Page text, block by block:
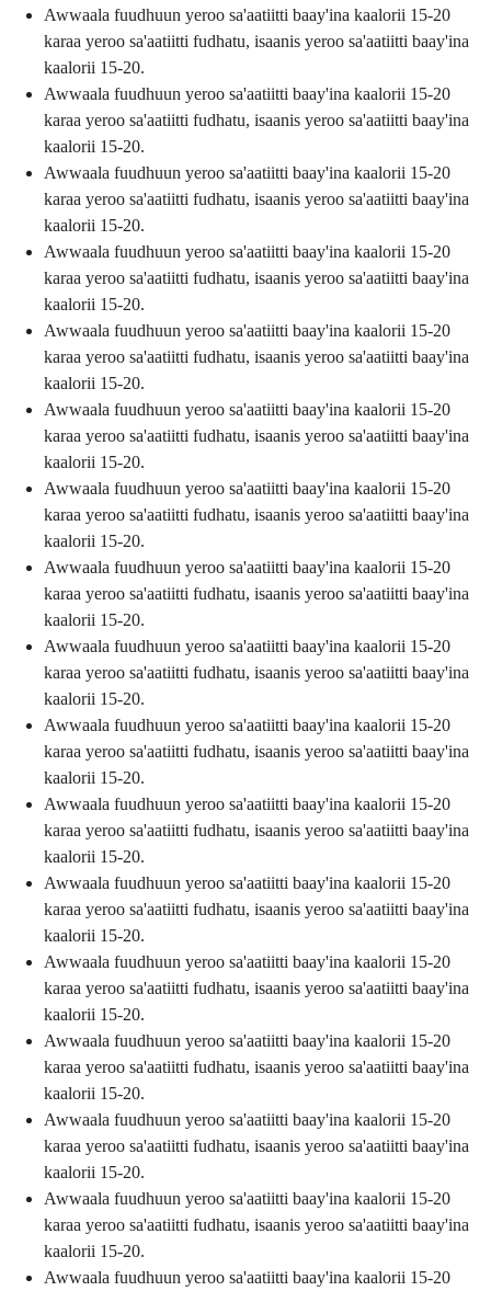
Awwaala fuudhuun yeroo sa'aatiitti baay'ina kaalorii 15-20
karaa yeroo sa'aatiitti fudhatu, isaanis yeroo sa'aatiitti baay'ina
kaalorii 15-20.
Awwaala fuudhuun yeroo sa'aatiitti baay'ina kaalorii 15-20
karaa yeroo sa'aatiitti fudhatu, isaanis yeroo sa'aatiitti baay'ina
kaalorii 15-20.
Awwaala fuudhuun yeroo sa'aatiitti baay'ina kaalorii 15-20
karaa yeroo sa'aatiitti fudhatu, isaanis yeroo sa'aatiitti baay'ina
kaalorii 15-20.
Awwaala fuudhuun yeroo sa'aatiitti baay'ina kaalorii 15-20
karaa yeroo sa'aatiitti fudhatu, isaanis yeroo sa'aatiitti baay'ina
kaalorii 15-20.
Awwaala fuudhuun yeroo sa'aatiitti baay'ina kaalorii 15-20
karaa yeroo sa'aatiitti fudhatu, isaanis yeroo sa'aatiitti baay'ina
kaalorii 15-20.
Awwaala fuudhuun yeroo sa'aatiitti baay'ina kaalorii 15-20
karaa yeroo sa'aatiitti fudhatu, isaanis yeroo sa'aatiitti baay'ina
kaalorii 15-20.
Awwaala fuudhuun yeroo sa'aatiitti baay'ina kaalorii 15-20
karaa yeroo sa'aatiitti fudhatu, isaanis yeroo sa'aatiitti baay'ina
kaalorii 15-20.
Awwaala fuudhuun yeroo sa'aatiitti baay'ina kaalorii 15-20
karaa yeroo sa'aatiitti fudhatu, isaanis yeroo sa'aatiitti baay'ina
kaalorii 15-20.
Awwaala fuudhuun yeroo sa'aatiitti baay'ina kaalorii 15-20
karaa yeroo sa'aatiitti fudhatu, isaanis yeroo sa'aatiitti baay'ina
kaalorii 15-20.
Awwaala fuudhuun yeroo sa'aatiitti baay'ina kaalorii 15-20
karaa yeroo sa'aatiitti fudhatu, isaanis yeroo sa'aatiitti baay'ina
kaalorii 15-20.
Awwaala fuudhuun yeroo sa'aatiitti baay'ina kaalorii 15-20
karaa yeroo sa'aatiitti fudhatu, isaanis yeroo sa'aatiitti baay'ina
kaalorii 15-20.
Awwaala fuudhuun yeroo sa'aatiitti baay'ina kaalorii 15-20
karaa yeroo sa'aatiitti fudhatu, isaanis yeroo sa'aatiitti baay'ina
kaalorii 15-20.
Awwaala fuudhuun yeroo sa'aatiitti baay'ina kaalorii 15-20
karaa yeroo sa'aatiitti fudhatu, isaanis yeroo sa'aatiitti baay'ina
kaalorii 15-20.
Awwaala fuudhuun yeroo sa'aatiitti baay'ina kaalorii 15-20
karaa yeroo sa'aatiitti fudhatu, isaanis yeroo sa'aatiitti baay'ina
kaalorii 15-20.
Awwaala fuudhuun yeroo sa'aatiitti baay'ina kaalorii 15-20
karaa yeroo sa'aatiitti fudhatu, isaanis yeroo sa'aatiitti baay'ina
kaalorii 15-20.
Awwaala fuudhuun yeroo sa'aatiitti baay'ina kaalorii 15-20
karaa yeroo sa'aatiitti fudhatu, isaanis yeroo sa'aatiitti baay'ina
kaalorii 15-20.
Awwaala fuudhuun yeroo sa'aatiitti baay'ina kaalorii 15-20